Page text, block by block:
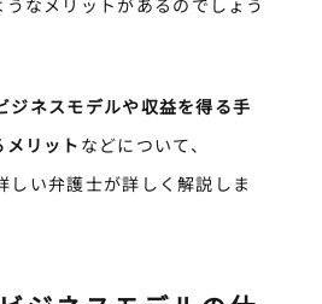
ジネスモデルや収益を得る手
リット などについて、
い弁護士が詳しく解説しま